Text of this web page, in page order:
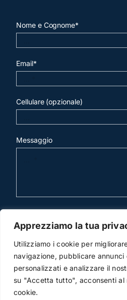
Apprezziamo la tua
Utilizziamo i cookie per
navigazione, pubblicare annunci
personalizzati e analizzare il
su "Accetta tutto", acconsenti al
cookie.
Nome e Cognome*
Email*
Cellulare (opzionale)
Messaggio
invia mail